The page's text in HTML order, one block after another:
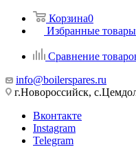
Корзина0
Избранные товары
Сравнение
info@boilerspares.ru
г.Новороссийск,
Вконтакте
Instagram
Telegram